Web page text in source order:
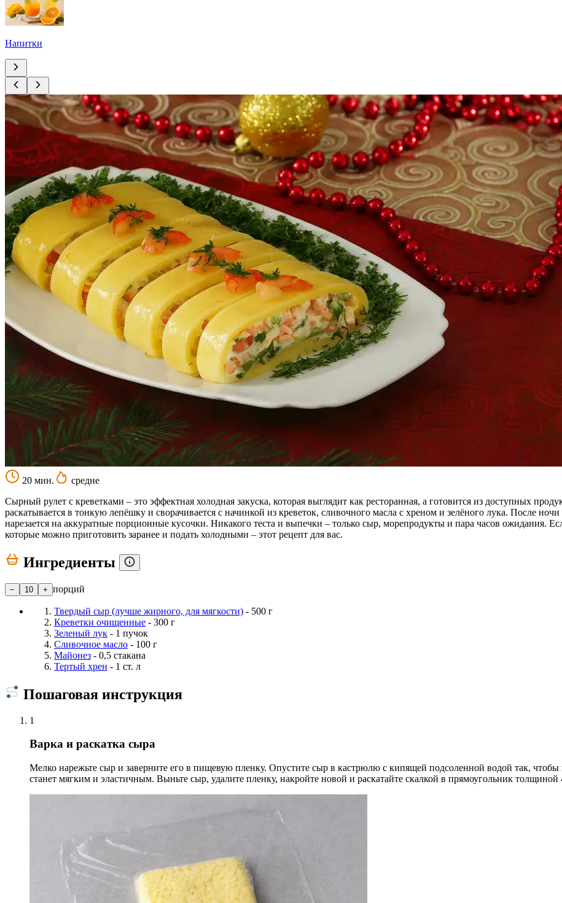
Напитки
20 мин.
средне
Сырный рулет с креветками – это эффектная холодная закуска, которая выглядит как ресторанная, а готовится из доступных
раскатывается в тонкую лепёшку и сворачивается с начинкой из креветок, сливочного масла с хреном и зелёного лука. После
нарезается на аккуратные порционные кусочки. Никакого теста и выпечки – только сыр, морепродукты и пара часов ожидания.
которые можно приготовить заранее и подать холодными – этот рецепт для вас.
Ингредиенты
− 10 + порций
Твердый сыр (лучше жирного, для мягкости) - 500 г
Креветки очищенные - 300 г
Зеленый лук - 1 пучок
Сливочное масло - 100 г
Майонез - 0,5 стакана
Тертый хрен - 1 ст. л
Пошаговая инструкция
1
Варка и раскатка сыра
Мелко нарежьте сыр и заверните его в пищевую пленку. Опустите сыр в кастрюлю с кипящей подсоленной водой так, чтобы
станет мягким и эластичным. Выньте сыр, удалите пленку, накройте новой и раскатайте скалкой в прямоугольник